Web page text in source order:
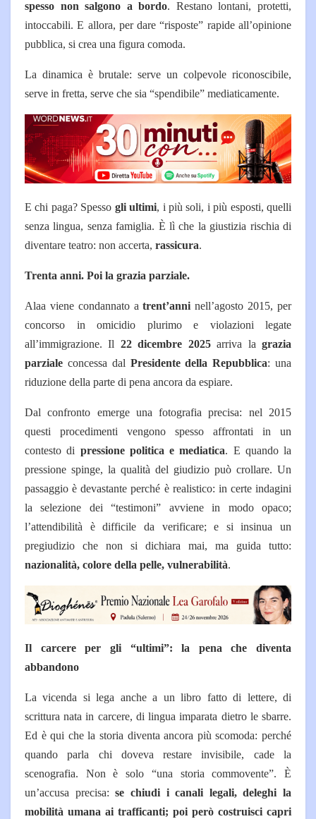
spesso non salgono a bordo. Restano lontani, protetti,
intoccabili. E allora, per dare “risposte” rapide all’opinione
pubblica, si crea una figura comoda.
La dinamica è brutale: serve un colpevole riconoscibile,
serve in fretta, serve che sia “spendibile” mediaticamente.
E chi paga? Spesso gli ultimi, i più soli, i più esposti, quelli
senza lingua, senza famiglia. È lì che la giustizia rischia di
diventare teatro: non accerta, rassicura.
Trenta anni. Poi la grazia parziale.
Alaa viene condannato atrent’anni nell’agosto 2015, per
concorso in omicidio plurimo e violazioni legate
all’immigrazione.Il 22 dicembre 2025arriva lagrazia
parziale concessa dal Presidente della Repubblica: una
riduzione della parte di pena ancora da espiare.
Dal confronto emerge una fotografia precisa: nel 2015
questi procedimenti vengono spesso affrontati in un
contesto di pressione politica e mediatica. E quando la
pressione spinge, la qualità del giudizio può crollare. Un
passaggio è devastante perché è realistico: in certe indagini
la selezione dei “testimoni” avviene in modo opaco;
l’attendibilità è difficile da verificare; e si insinua un
pregiudizio che non si dichiara mai, ma guida tutto:
nazionalità, colore della pelle, vulnerabilità.
Il carcere per gli “ultimi”: la pena che diventa
abbandono
La vicenda si lega anche a un libro fatto di lettere, di
scrittura nata in carcere, di lingua imparata dietro le sbarre.
Ed è qui che la storia diventa ancora più scomoda: perché
quando parla chi doveva restare invisibile, cade la
scenografia. Non è solo “una storia commovente”. È
un’accusa precisa:se chiudi i canali legali, deleghi la
mobilità umana ai trafficanti; poi però costruisci capri